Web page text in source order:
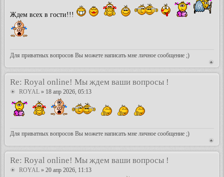
Ждем всех в гости!!!
Для приватных вопросов Вы можете написать мне личное сообщение ;)
Re: Royal online! Мы ждем ваши вопросы !
ROYAL » 18 апр 2026, 05:13
Для приватных вопросов Вы можете написать мне личное сообщение ;)
Re: Royal online! Мы ждем ваши вопросы !
ROYAL » 20 апр 2026, 11:13